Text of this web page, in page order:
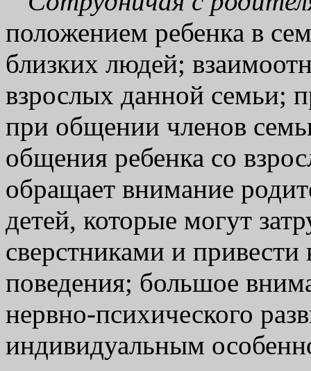
положением ребенка в
близких людей;
взрослых данной семьи;
при общении членов
общения ребенка со
обращает внимание
детей, которые могут
сверстниками и
поведения; большое
нервно-психического
индивидуальным